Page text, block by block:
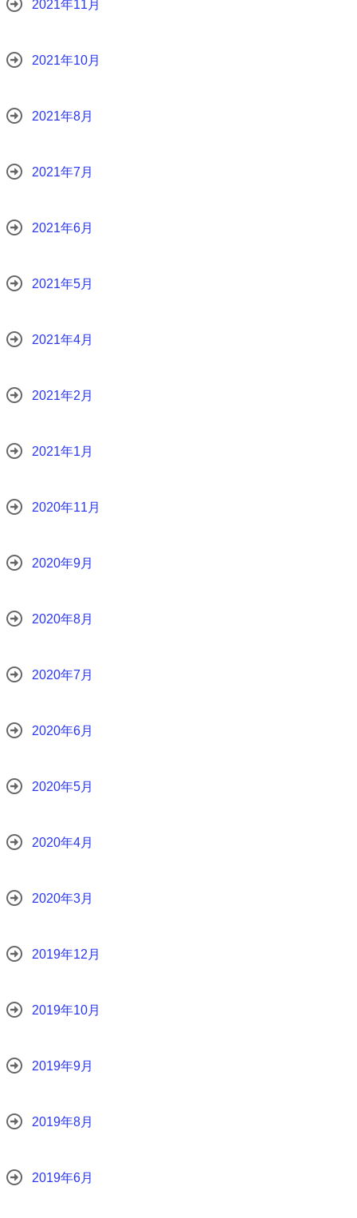
2021年11月
2021年10月
2021年8月
2021年7月
2021年6月
2021年5月
2021年4月
2021年2月
2021年1月
2020年11月
2020年9月
2020年8月
2020年7月
2020年6月
2020年5月
2020年4月
2020年3月
2019年12月
2019年10月
2019年9月
2019年8月
2019年6月